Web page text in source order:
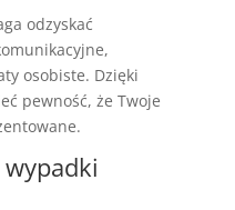
odzyskać
osobiste. Dzięki
pewność, że Twoje